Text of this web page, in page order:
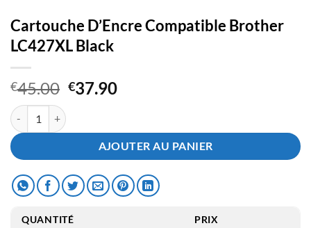
Cartouche D’Encre Compatible Brother
LC427XL Black
€45.00 Le
était :
€45.00.
€37.90Le
est :
€37.90.
quantité de Cartouche D'Encre Compatible Brother LC427XL Black
AJOUTER AU PANIER
QUANTITÉ PRIX